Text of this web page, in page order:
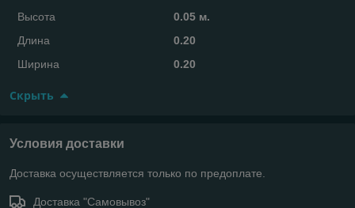
Высота
0.05 м.
Длина
0.20
Ширина
0.20
Скрыть
Условия доставки
Доставка осуществляется только по предоплате.
Доставка "Самовывоз"